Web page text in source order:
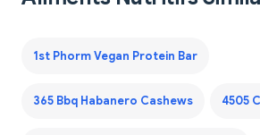
1st Phorm Vegan Protein Bar
365 Bbq Habanero Cashews 4505